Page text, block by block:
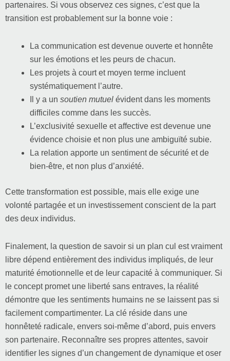
partenaires. Si vous observez ces signes, c’est que la
transition est probablement sur la bonne voie :
La communication est devenue ouverte et honnête
sur les émotions et les peurs de chacun.
Les projets à court et moyen terme incluent
systématiquement l’autre.
Il y a un soutien mutuel évident dans les moments
difficiles comme dans les succès.
L’exclusivité sexuelle et affective est devenue une
évidence choisie et non plus une ambiguïté subie.
La relation apporte un sentiment de sécurité et de
bien-être, et non plus d’anxiété.
Cette transformation est possible, mais elle exige une
volonté partagée et un investissement conscient de la part
des deux individus.
Finalement, la question de savoir si un plan cul est vraiment
libre dépend entièrement des individus impliqués, de leur
maturité émotionnelle et de leur capacité à communiquer. Si
le concept promet une liberté sans entraves, la réalité
démontre que les sentiments humains ne se laissent pas si
facilement compartimenter. La clé réside dans une
honnêteté radicale, envers soi-même d’abord, puis envers
son partenaire. Reconnaître ses propres attentes, savoir
identifier les signes d’un changement de dynamique et oser